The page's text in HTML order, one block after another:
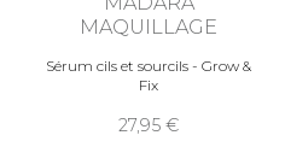
MAQUILLAGE
Sérum cils et sourcils - Grow &
Fix
27,95